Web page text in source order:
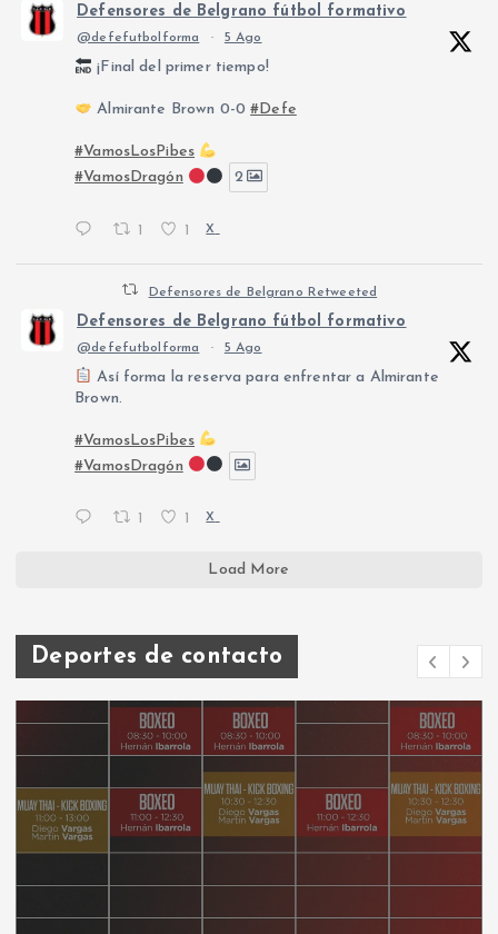
Defensores de Belgrano fútbol formativo
@defefutbolforma · 5 Ago
¡Final del primer tiempo!
Almirante Brown 0-0#Defe
#VamosLosPibes
#VamosDragón
2
1 1 X
Defensores de Belgrano Retweeted
Defensores de Belgrano fútbol formativo
@defefutbolforma · 5 Ago
Así forma la reserva para enfrentar a Almirante
Brown.
#VamosLosPibes
#VamosDragón
X
Load More
Deportes de contacto